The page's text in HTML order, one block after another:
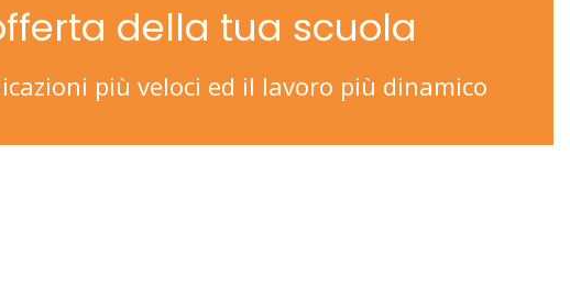
della tua scuola
più veloci ed il lavoro più dinamico